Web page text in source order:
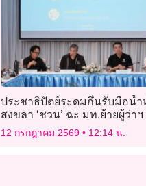
ประชาธิปัตย์ระดมกึ๋นรับมือน้ำ
สงขลา ‘ชวน’ ฉะ มท.ย้ายผู้ว่า
การเมือง
12 กรกฎาคม 2569 12:14 น.